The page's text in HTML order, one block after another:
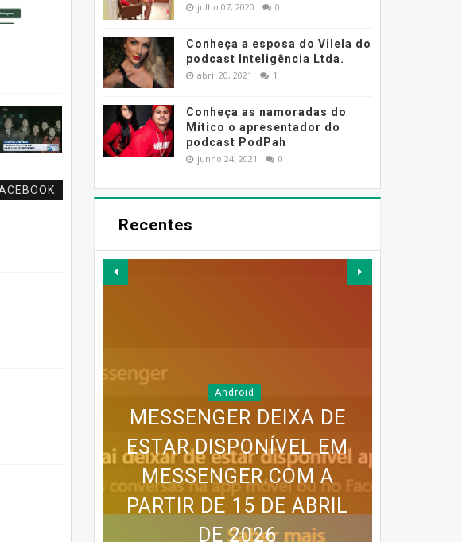
julho 07, 2020 0
Conheça a esposa do Vilela do
podcast Inteligência Ltda.
abril 20, 2021 1
Conheça as namoradas do
Mítico o apresentador do
podcast PodPah
junho 24, 2021 0
Recentes
GOOGLE EARTH PRO VAI
DESAPARECER: GOOGLE
CONFIRMA
DESCONTINUAÇÃO
Android
MESSENGER DEIXA DE
ESTAR DISPONÍVEL EM
MESSENGER.COM A
PARTIR DE 15 DE ABRIL
DE 2026
SERVIÇO MEO CLOUD VAI
SER DESCONTINUADO!
MAPA MENTAL PARA UM
BLOG DE SUCESSO
INFOGRÁFICO PARA UM
BLOG DE SUCESSO